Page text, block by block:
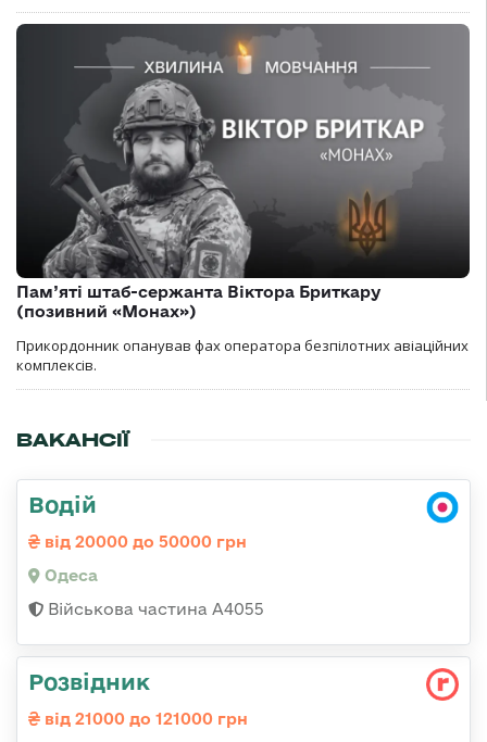
Пам’яті штаб-сержанта Віктора Бриткару
(позивний «Монах»)
Прикордонник опанував фах оператора безпілотних авіаційних
комплексів.
ВАКАНСІЇ
Водій
від 20000 до 50000 грн
Одеса
Військова частина А4055
Розвідник
від 21000 до 121000 грн